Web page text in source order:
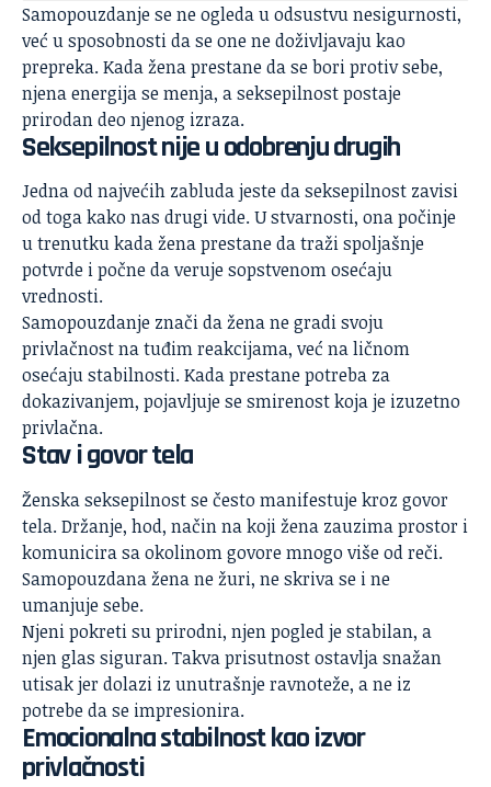
Samopouzdanje se ne ogleda u odsustvu nesigurnosti,
već u sposobnosti da se one ne doživljavaju kao
prepreka. Kada žena prestane da se bori protiv sebe,
njena energija se menja, a seksepilnost postaje
prirodan deo njenog izraza.
Seksepilnost nije u odobrenju drugih
Jedna od najvećih zabluda jeste da seksepilnost zavisi
od toga kako nas drugi vide. U stvarnosti, ona počinje
u trenutku kada žena prestane da traži spoljašnje
potvrde i počne da veruje sopstvenom osećaju
vrednosti.
Samopouzdanje znači da žena ne gradi svoju
privlačnost na tuđim reakcijama, već na ličnom
osećaju stabilnosti. Kada prestane potreba za
dokazivanjem, pojavljuje se smirenost koja je izuzetno
privlačna.
Stav i govor tela
Ženska seksepilnost se često manifestuje kroz govor
tela. Držanje, hod, način na koji žena zauzima prostor i
komunicira sa okolinom govore mnogo više od reči.
Samopouzdana žena ne žuri, ne skriva se i ne
umanjuje sebe.
Njeni pokreti su prirodni, njen pogled je stabilan, a
njen glas siguran. Takva prisutnost ostavlja snažan
utisak jer dolazi iz unutrašnje ravnoteže, a ne iz
potrebe da se impresionira.
Emocionalna stabilnost kao izvor
privlačnosti